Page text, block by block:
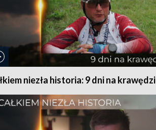
niezła historia: 9 dni na krawędzi